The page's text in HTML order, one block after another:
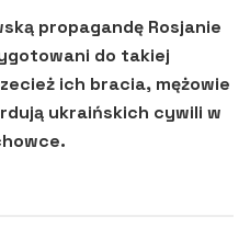
propagandę Rosjanie
do takiej
ich bracia, mężowie
ukraińskich cywili w